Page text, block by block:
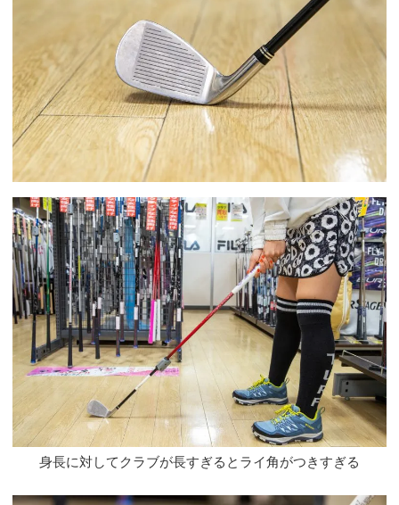
身長に対してクラブが長すぎるとライ角がつきすぎる